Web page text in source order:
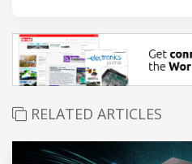
RELATED ARTICLES